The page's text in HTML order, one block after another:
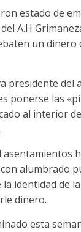
estado de
A.H
un dinero
presidente del
ponerse las
al interior
asentamientos
alumbrado
la identidad de
dinero.
esta